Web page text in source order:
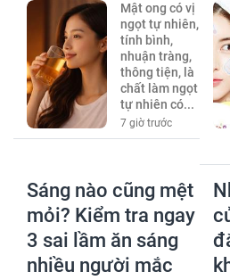
Mật ong có vị
ngọt tự nhiên,
tính bình,
nhuận tràng,
thông tiện, là
chất làm ngọt
tự nhiên có...
7 giờ trước
Sáng nào cũng mệt
mỏi? Kiểm tra ngay
3 sai lầm ăn sáng
nhiều người mắc